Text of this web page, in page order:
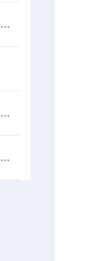
饮料瓶组合盖开启力测定仪｜拉力试验机
简述拉力试验机的测试原理和测试方法
食品复合包装袋的抗穿刺性能检测方法与仪器